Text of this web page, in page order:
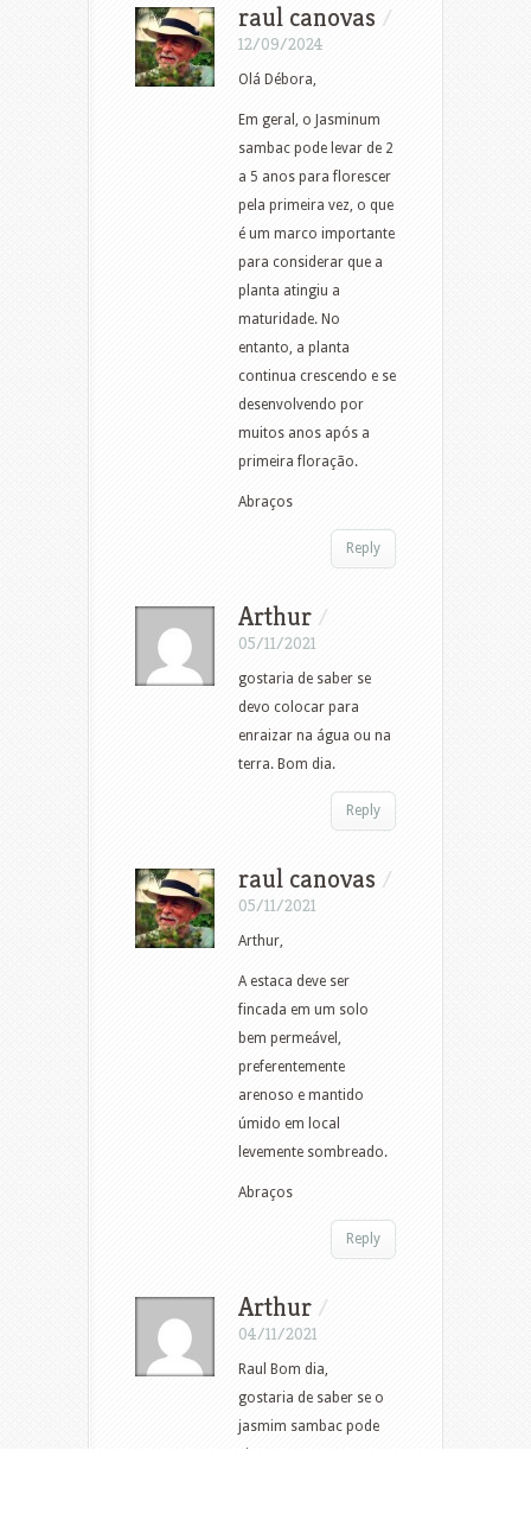
raul canovas /
12/09/2024
Olá Débora,
Em geral, o Jasminum
sambac pode levar de 2
a 5 anos para florescer
pela primeira vez, o que
é um marco importante
para considerar que a
planta atingiu a
maturidade. No
entanto, a planta
continua crescendo e se
desenvolvendo por
muitos anos após a
primeira floração.
Abraços
Reply
Arthur /
05/11/2021
gostaria de saber se
devo colocar para
enraizar na água ou na
terra. Bom dia.
Reply
raul canovas /
05/11/2021
Arthur,
A estaca deve ser
fincada em um solo
bem permeável,
preferentemente
arenoso e mantido
úmido em local
levemente sombreado.
Abraços
Reply
Arthur /
04/11/2021
Raul Bom dia,
gostaria de saber se o
jasmim sambac pode